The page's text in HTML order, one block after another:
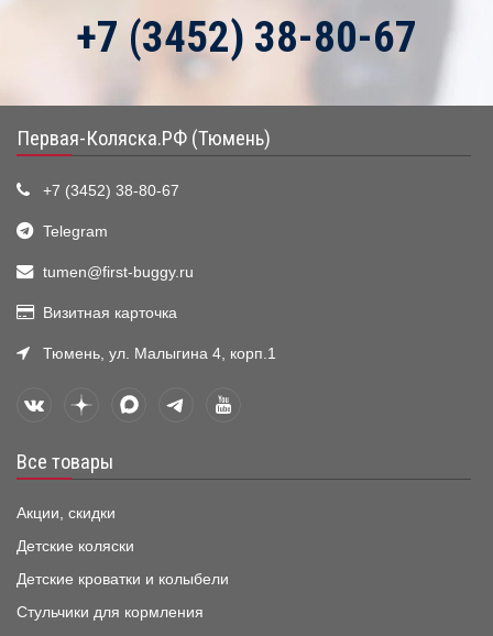
+7 (3452) 38-80-67
Первая-Коляска.РФ (Тюмень)
+7 (3452) 38-80-67
Telegram
tumen@first-buggy.ru
Визитная карточка
Тюмень, ул. Малыгина 4, корп.1
Все товары
Акции, скидки
Детские коляски
Детские кроватки и колыбели
Стульчики для кормления